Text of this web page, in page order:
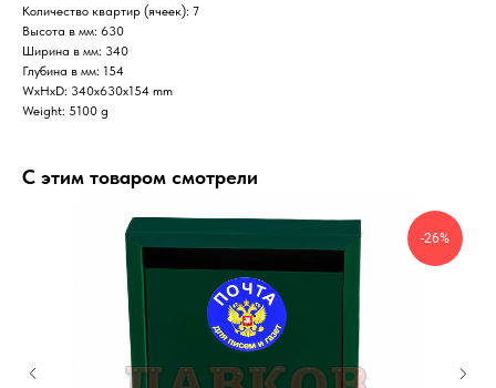
Количество квартир (ячеек): 7
Высота в мм: 630
Ширина в мм: 340
Глубина в мм: 154
WxHxD: 340x630x154 mm
Weight: 5100 g
С этим товаром смотрели
-26%